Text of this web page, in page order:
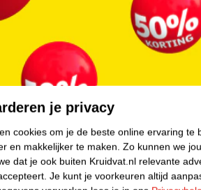
er jonger uit te laten zien.
aanvoelt en snel absorbeert. Hij is
pot van Olay leeg is, bewaar hem
je huid gedurende de nacht
je privacy
cookies om je de beste online ervaring te
en makkelijker te maken. Zo kunnen we
dat je ook buiten Kruidvat.nl relevante
Je kunt je voorkeuren altijd